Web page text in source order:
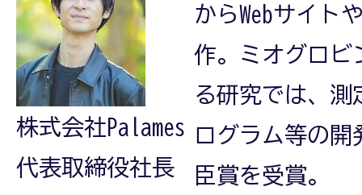
株式会社Palames
代表取締役社長
からWebサイト
作。ミオグロビ
る研究では、測
ログラム等の開
臣賞を受賞。